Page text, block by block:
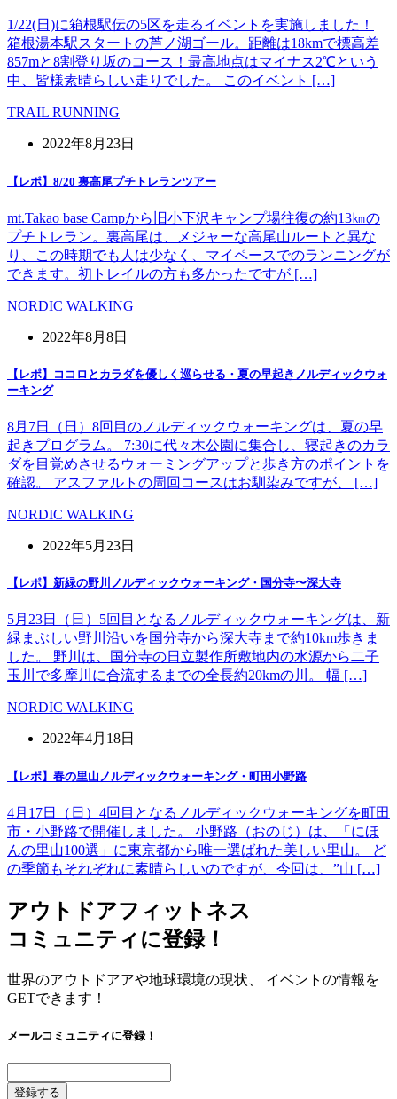
1/22(日)に箱根駅伝の5区を走るイベントを実施しました！
箱根湯本駅スタートの芦ノ湖ゴール。距離は18kmで標高差
857mと8割登り坂のコース！最高地点はマイナス2℃という
中、皆様素晴らしい走りでした。 このイベント […]
TRAIL RUNNING
2022年8月23日
【レポ】8/20 裏高尾プチトレランツアー
mt.Takao base Campから旧小下沢キャンプ場往復の約13㎞の
プチトレラン。裏高尾は、メジャーな高尾山ルートと異な
り、この時期でも人は少なく、マイペースでのランニングが
できます。初トレイルの方も多かったですが […]
NORDIC WALKING
2022年8月8日
【レポ】ココロとカラダを優しく巡らせる・夏の早起きノルディックウォ
ーキング
8月7日（日）8回目のノルディックウォーキングは、夏の早
起きプログラム。 7:30に代々木公園に集合し、寝起きのカラ
ダを目覚めさせるウォーミングアップと歩き方のポイントを
確認。 アスファルトの周回コースはお馴染みですが、 […]
NORDIC WALKING
2022年5月23日
【レポ】新緑の野川ノルディックウォーキング・国分寺〜深大寺
5月23日（日）5回目となるノルディックウォーキングは、新
緑まぶしい野川沿いを国分寺から深大寺まで約10km歩きま
した。 野川は、国分寺の日立製作所敷地内の水源から二子
玉川で多摩川に合流するまでの全長約20kmの川。 幅 […]
NORDIC WALKING
2022年4月18日
【レポ】春の里山ノルディックウォーキング・町田小野路
4月17日（日）4回目となるノルディックウォーキングを町田
市・小野路で開催しました。 小野路（おのじ）は、「にほ
んの里山100選」に東京都から唯一選ばれた美しい里山。 ど
の季節もそれぞれに素晴らしいのですが、今回は、”山 […]
アウトドアフィットネス
コミュニティに登録！
世界のアウトドアアや地球環境の現状、 イベントの情報を
GETできます！
メールコミュニティに登録！